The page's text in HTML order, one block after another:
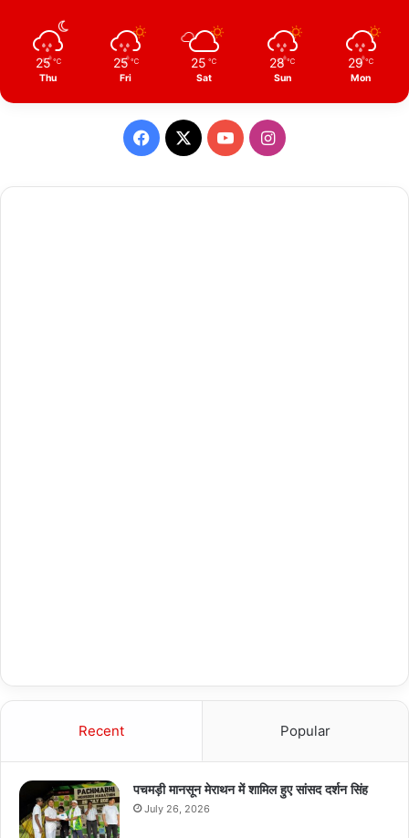
25 ℃
Thu
25 ℃
Fri
25 ℃
Sat
28 ℃
Sun
29 ℃
Mon
Facebook
X YouTubeInstagram
Recent Popular
पचमड़ी मानसून मेराथन में शामिल हुए सांसद दर्शन सिंह
July 26, 2026